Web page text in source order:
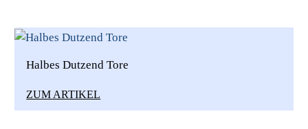
Halbes Dutzend Tore
ZUM ARTIKEL